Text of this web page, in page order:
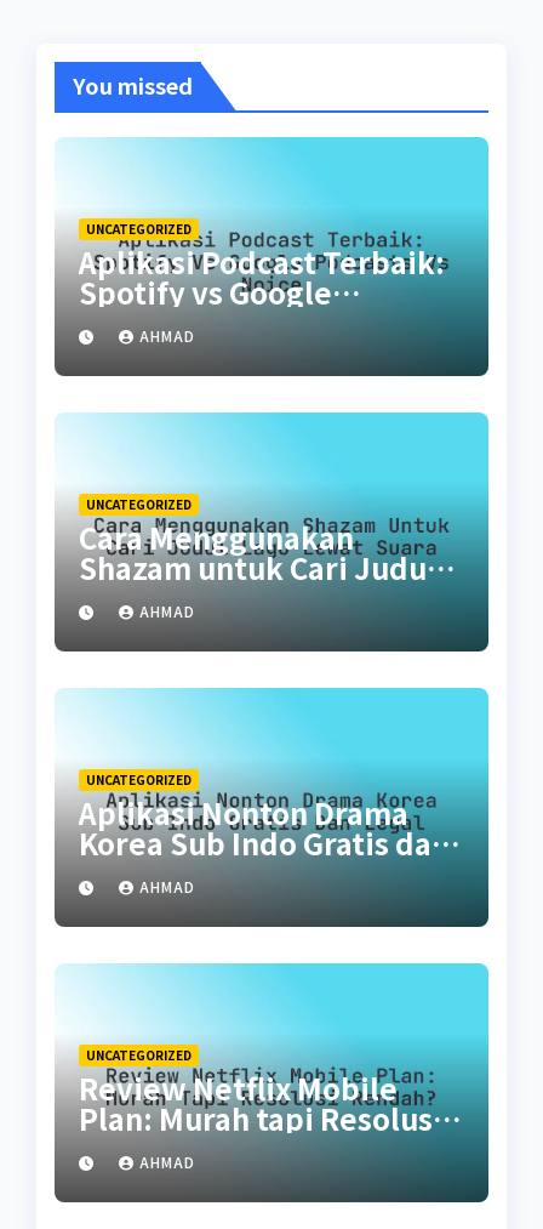
You missed
UNCATEGORIZED
Aplikasi Podcast Terbaik:
Spotify vs Google
Podcasts vs Noice
AHMAD
UNCATEGORIZED
Cara Menggunakan
Shazam untuk Cari Judul
Lagu Lewat Suara
AHMAD
UNCATEGORIZED
Aplikasi Nonton Drama
Korea Sub Indo Gratis dan
LegalAHMAD
UNCATEGORIZED
Review Netflix Mobile
Plan: Murah tapi Resolusi
Rendah?
AHMAD